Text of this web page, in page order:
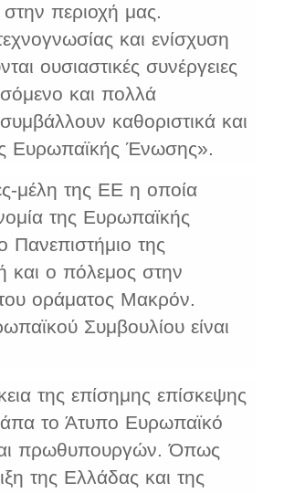
περιοχή μας.
και ενίσχυση
ουσιαστικές συνέργειες
και πολλά
καθοριστικά και
Ευρωπαϊκής Ένωσης».
μέλη της ΕΕ η οποία
της Ευρωπαϊκής
Πανεπιστήμιο της
και ο πόλεμος στην
οράματος Μακρόν.
Συμβουλίου είναι
της επίσημης επίσκεψης
το Άτυπο Ευρωπαϊκό
πρωθυπουργών. Όπως
της Ελλάδας και της